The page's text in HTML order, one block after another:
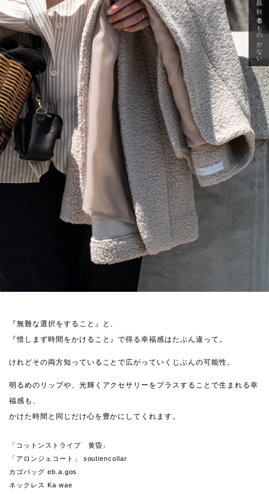
『無難な選択をすること』と、
『惜しまず時間をかけること』で得る幸福感はたぶん違って。
けれどその両方知っていることで広がっていくじぶんの可能性。
明るめのリップや、光輝くアクセサリーをプラスすることで生まれる幸
福感も、
かけた時間と同じだけ心を豊かにしてくれます。
「コットンストライプ 黄昏」
「アロンジェコート」 soutiencollar
カゴバッグ eb.a.gos
ネックレス Ka wae
急に秋、着るものがない